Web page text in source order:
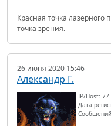
Красная точка лазерного
точка зрения.
26 июня 2020 15:46
Александр Г.
IP/Host:
Дата